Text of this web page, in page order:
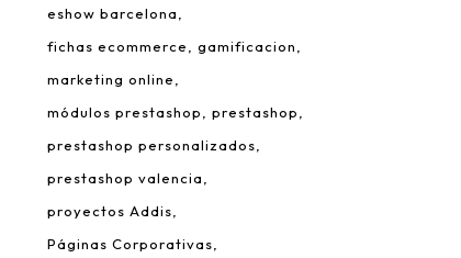
eshow barcelona
fichas ecommerce
gamificacion
marketing online
módulos prestashop
prestashop
prestashop personalizados
prestashop valencia
proyectos Addis
Páginas Corporativas